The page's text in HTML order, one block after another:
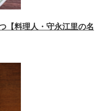
【料理人・守永江里の名